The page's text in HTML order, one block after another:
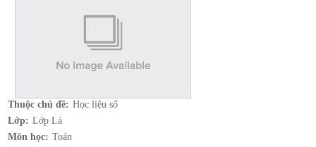
Thuộc chủ đề: Học liệu số
Lớp: Lớp Lá
Môn học: Toán